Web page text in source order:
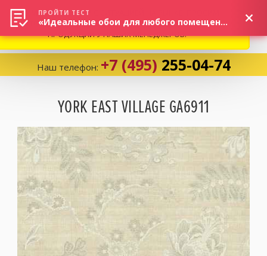
Корзина:0
Избранное:0 товаров
Каталог
Компания
Наш телефон: +7 (495) 255-04-74
YORK EAST VILLAGE GA6911
ВНИМАНИЕ! В СВЯЗИ С СИТУАЦИЕЙ НА РЫНКЕ, ПРОСИМ
УТОЧНЯТЬ АКТУАЛЬНУЮ СТОИМОСТЬ И НАЛИЧИЕ
ПРОДУКЦИИ У НАШИХ МЕНЕДЖЕРОВ.
ПРОЙТИ ТЕСТ
«Идеальные обои для любого помещения!»